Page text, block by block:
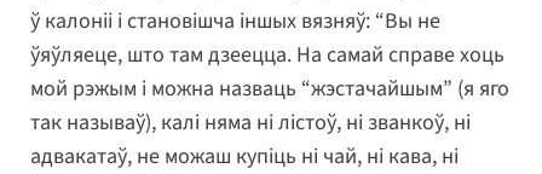
ў калоніі і становішча іншых вязняў: “Вы не
ўяўляеце, што там дзеецца. На самай справе хоць
мой рэжым і можна назваць “жэстачайшым” (я яго
так называў), калі няма ні лістоў, ні званкоў, ні
адвакатаў, не можаш купіць ні чай, ні кава, ні